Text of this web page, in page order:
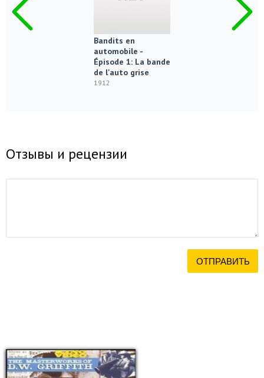
Bandits en
automobile -
Épisode 1: La bande
de l'auto grise
1912
Отзывы и рецензии